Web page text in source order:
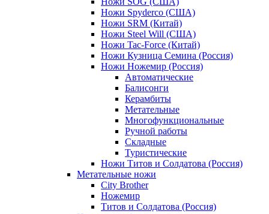
Ножи Spyderco (США)
Ножи SRM (Китай)
Ножи Steel Will (США)
Ножи Tac-Force (Китай)
Ножи Кузница Семина (Россия)
Ножи Ножемир (Россия)
Автоматические
Балисонги
Керамбиты
Метательные
Многофункциональные
Ручной работы
Складные
Туристические
Ножи Титов и Солдатова (Россия)
Метательные ножи
City Brother
Ножемир
Титов и Солдатова (Россия)